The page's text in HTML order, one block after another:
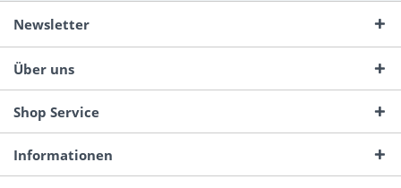
Newsletter
Über uns
Shop Service
Informationen